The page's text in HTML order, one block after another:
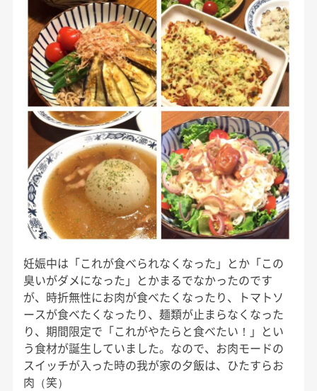
妊娠中は「これが食べられなくなった」とか「この
臭いがダメになった」とかまるでなかったのです
が、時折無性にお肉が食べたくなったり、トマトソ
ースが食べたくなったり、麺類が止まらなくなった
り、期間限定で「これがやたらと食べたい！」とい
う食材が誕生していました。なので、お肉モードの
スイッチが入った時の我が家の夕飯は、ひたすらお
肉（笑）